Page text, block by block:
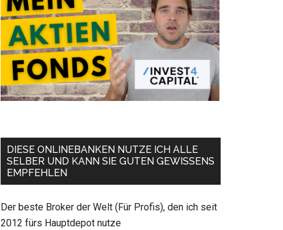
DIESE ONLINEBANKEN NUTZE ICH ALLE
SELBER UND KANN SIE GUTEN GEWISSENS
EMPFEHLEN
Der beste Broker der Welt (Für Profis), den ich seit
2012 fürs Hauptdepot nutze